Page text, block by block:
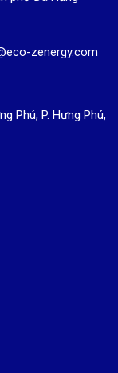
zenergy.com
Phú, P. Hưng Phú,